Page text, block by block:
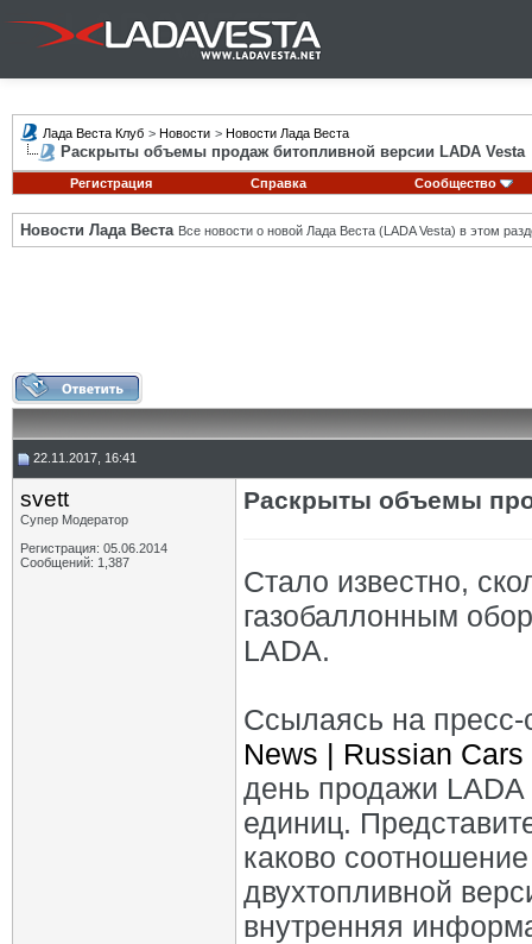
Лада Веста Клуб > Новости > Новости Лада Веста
Раскрыты объемы продаж битопливной версии LADA Vesta
Регистрация Справка Сообщество
Новости Лада Веста Все новости о новой Лада Веста (LADA Vesta) в этом
22.11.2017, 16:41
svett
Супер Модератор
Регистрация: 05.06.2014
Сообщений: 1,387
Раскрыты объемы
Стало известно,
газобаллонным
LADA.
Ссылаясь на
News | Russian
день продажи
единиц.
каково
двухтопливной
внутренняя